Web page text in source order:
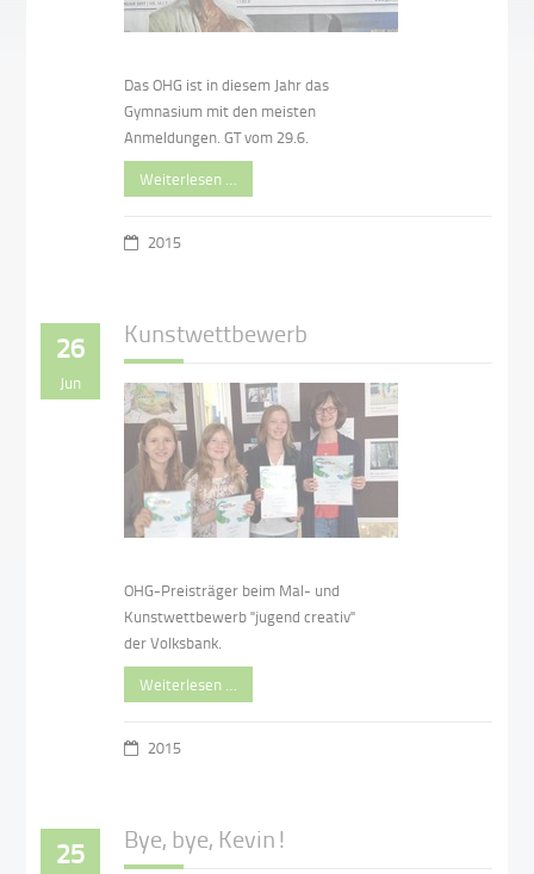
Das OHG ist in diesem Jahr das
Gymnasium mit den meisten
Anmeldungen. GT vom 29.6.
Weiterlesen …
2015
26
Jun
Kunstwettbewerb
OHG-Preisträger beim Mal- und
Kunstwettbewerb "jugend creativ"
der Volksbank.
Weiterlesen …
2015
25 Bye, bye, Kevin!